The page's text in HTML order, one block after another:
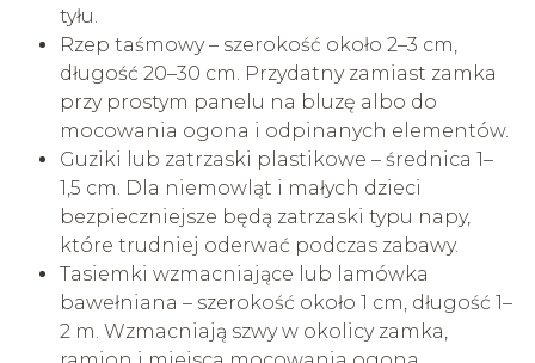
tyłu.
Rzep taśmowy – szerokość około 2–3 cm,
długość 20–30 cm. Przydatny zamiast zamka
przy prostym panelu na bluzę albo do
mocowania ogona i odpinanych elementów.
Guziki lub zatrzaski plastikowe – średnica 1–
1,5 cm. Dla niemowląt i małych dzieci
bezpieczniejsze będą zatrzaski typu napy,
które trudniej oderwać podczas zabawy.
Tasiemki wzmacniające lub lamówka
bawełniana – szerokość około 1 cm, długość 1–
2 m. Wzmacniają szwy w okolicy zamka,